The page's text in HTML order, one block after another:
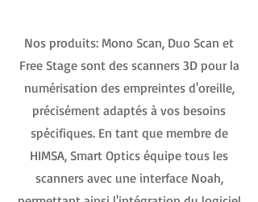
Nos produits: Mono Scan, Duo Scan et
Free Stage sont des scanners 3D pour la
numérisation des empreintes d'oreille,
précisément adaptés à vos besoins
spécifiques. En tant que membre de
HIMSA, Smart Optics équipe tous les
scanners avec une interface Noah,